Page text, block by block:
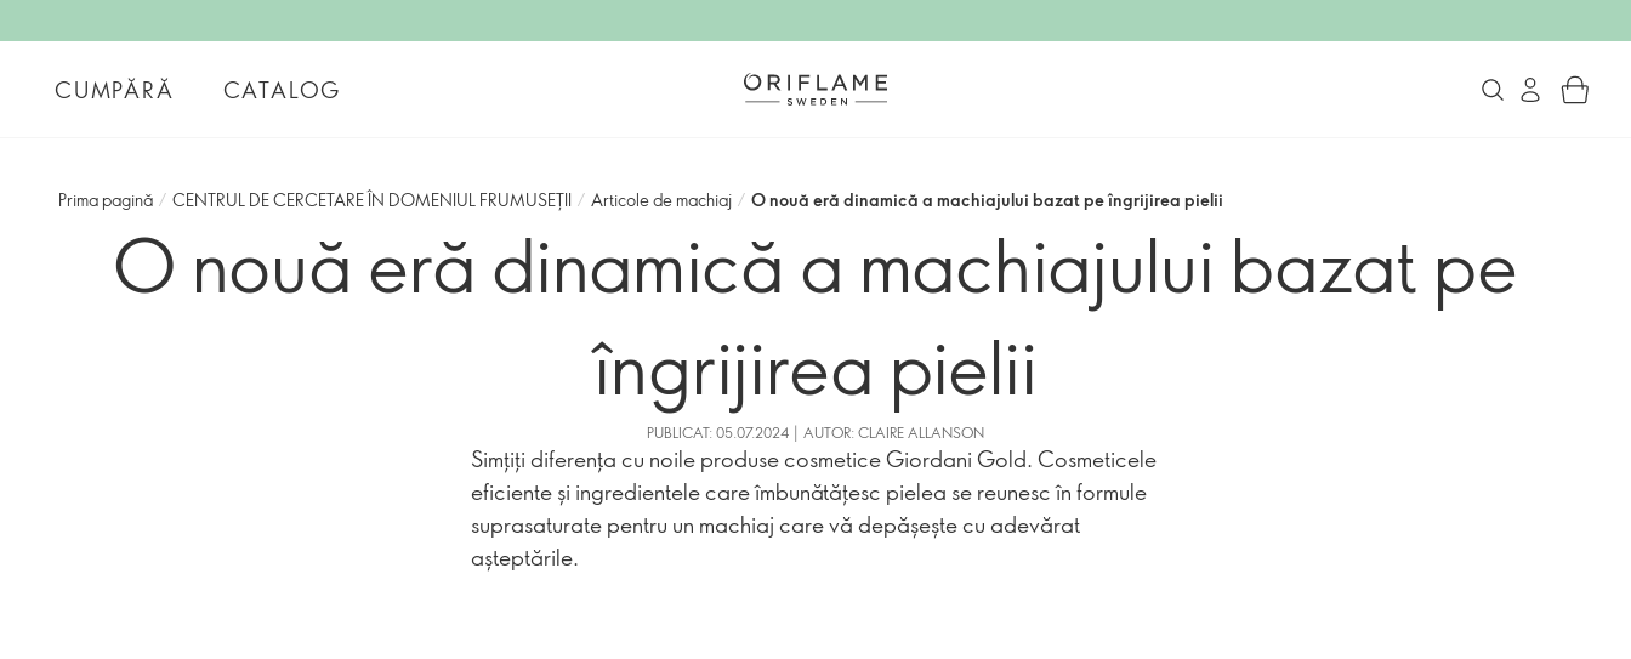
CUMPĂRĂ CATALOG
Prima pagină / CENTRUL DE CERCETARE ÎN DOMENIUL FRUMUSEȚII / Articole de machiaj / O nouă eră dinamică a machiajului bazat pe îngrijirea pielii
O nouă eră dinamică a machiajului bazat pe
îngrijirea pielii
PUBLICAT: 05.07.2024 | AUTOR: CLAIRE ALLANSON
Simțiți diferența cu noile produse cosmetice Giordani Gold. Cosmeticele
eficiente și ingredientele care îmbunătățesc pielea se reunesc în formule
suprasaturate pentru un machiaj care vă depășește cu adevărat
așteptările.